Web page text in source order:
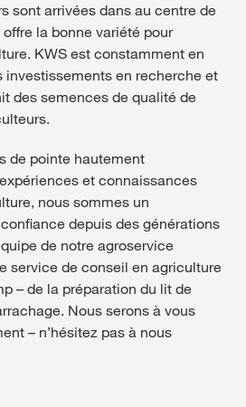
sont arrivées dans au centre de
la bonne variété pour
KWS est constamment en
investissements en recherche et
des semences de qualité de
de pointe hautement
et connaissances
nous sommes un
depuis des générations
de notre agroservice
service de conseil en agriculture
– de la préparation du lit de
Nous serons à vous
– n’hésitez pas à nous